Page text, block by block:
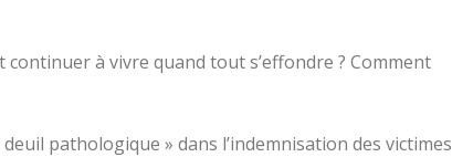
à vivre quand tout s’effondre ? Comment
pathologique » dans l’indemnisation des victimes